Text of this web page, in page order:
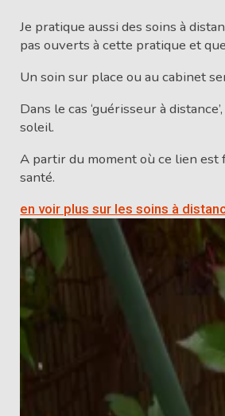
Je pratique aussi des soins à
pas ouverts à cette pratique et
Un soin sur place ou au cabinet
Dans le cas ‘guérisseur à
soleil.
A partir du moment où ce lien est
santé.
en voir plus sur les soins à